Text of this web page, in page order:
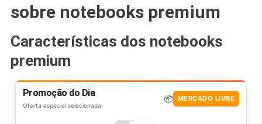
sobre notebooks premium
Características dos notebooks
premium
Promoção do Dia
Oferta especial selecionada
📦 MERCADO LIVRE